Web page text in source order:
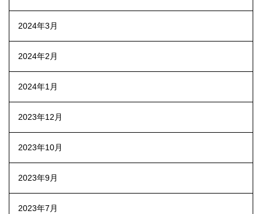
2024年3月
2024年2月
2024年1月
2023年12月
2023年10月
2023年9月
2023年7月